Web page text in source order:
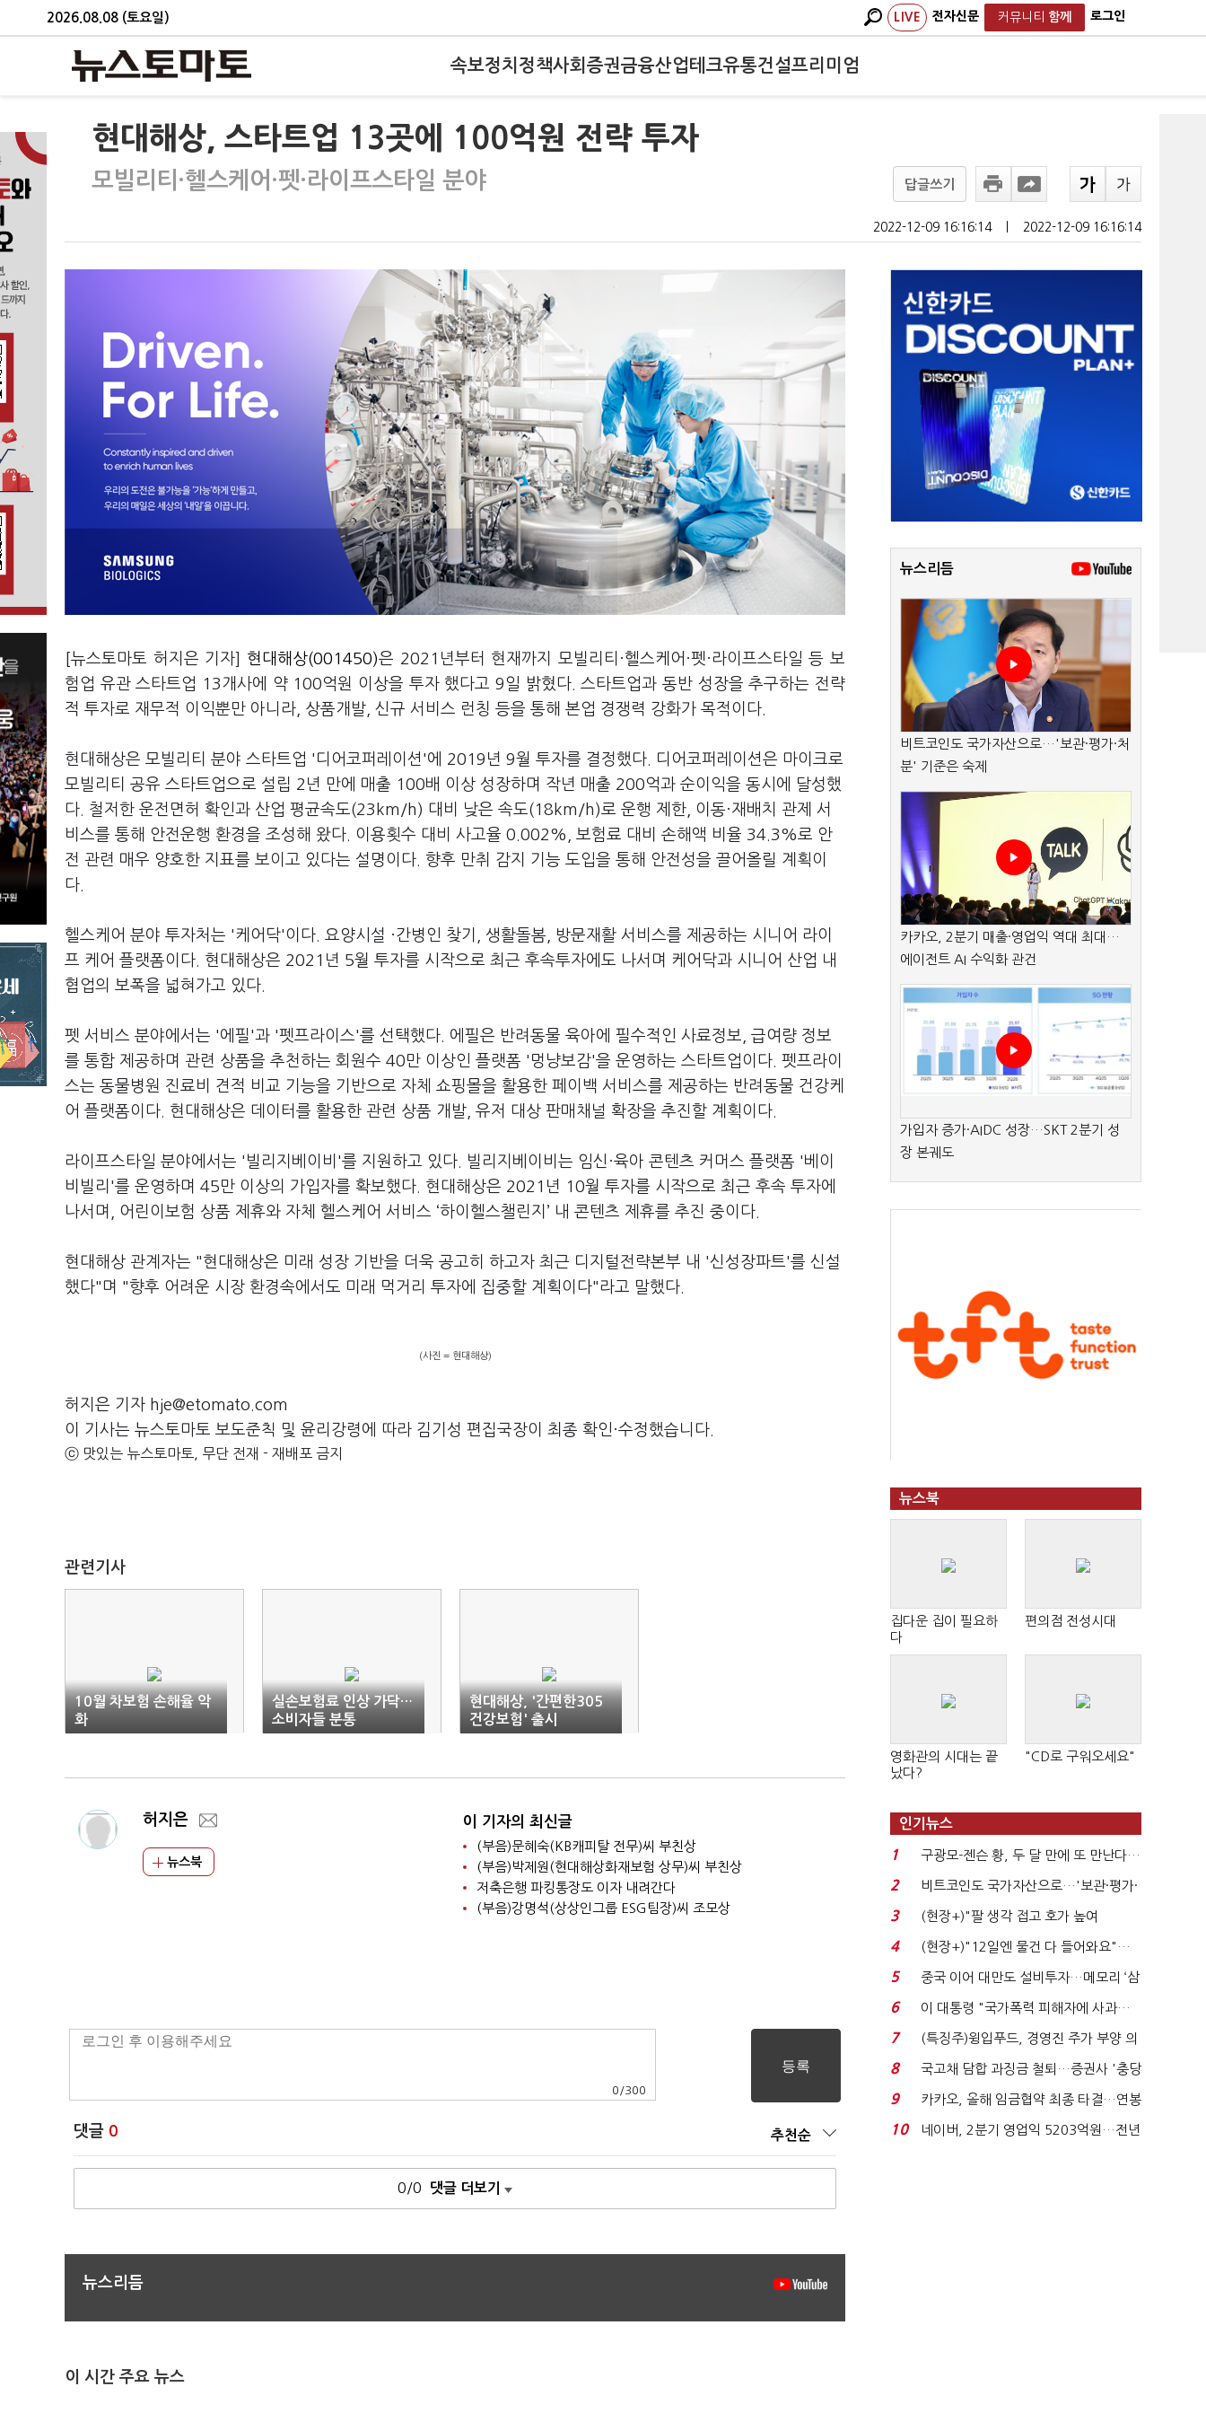
2026.08.08 (토요일) LIVE 전자신문 커뮤니티 함께 로그인
속보정치 정책사회 증권금융산업테크유통건설프리미엄
현대해상, 스타트업 13곳에 100억원 전략 투자
모빌리티·헬스케어·펫·라이프스타일 분야 답글쓰기
2022-12-09 16:16:14 2022-12-09 16:16:14
[뉴스토마토 허지은 기자] 현대해상(001450)은 2021년부터 현재까지 모빌리티·헬스케어·펫·라이프스타일 등 보
험업 유관 스타트업 13개사에 약 100억원 이상을 투자 했다고 9일 밝혔다. 스타트업과 동반 성장을 추구하는 전략
적 투자로 재무적 이익뿐만 아니라, 상품개발, 신규 서비스 런칭 등을 통해 본업 경쟁력 강화가 목적이다.
현대해상은 모빌리티 분야 스타트업 '디어코퍼레이션'에 2019년 9월 투자를 결정했다. 디어코퍼레이션은 마이크로
모빌리티 공유 스타트업으로 설립 2년 만에 매출 100배 이상 성장하며 작년 매출 200억과 순이익을 동시에 달성했
다. 철저한 운전면허 확인과 산업 평균속도(23km/h) 대비 낮은 속도(18km/h)로 운행 제한, 이동·재배치 관제 서
비스를 통해 안전운행 환경을 조성해 왔다. 이용횟수 대비 사고율 0.002%, 보험료 대비 손해액 비율 34.3%로 안
전 관련 매우 양호한 지표를 보이고 있다는 설명이다. 향후 만취 감지 기능 도입을 통해 안전성을 끌어올릴 계획이
다.
헬스케어 분야 투자처는 '케어닥'이다. 요양시설 ·간병인 찾기, 생활돌봄, 방문재활 서비스를 제공하는 시니어 라이
프 케어 플랫폼이다. 현대해상은 2021년 5월 투자를 시작으로 최근 후속투자에도 나서며 케어닥과 시니어 산업 내
협업의 보폭을 넓혀가고 있다.
펫 서비스 분야에서는 '에필'과 '펫프라이스'를 선택했다. 에필은 반려동물 육아에 필수적인 사료정보, 급여량 정보
를 통합 제공하며 관련 상품을 추천하는 회원수 40만 이상인 플랫폼 '멍냥보감'을 운영하는 스타트업이다. 펫프라이
스는 동물병원 진료비 견적 비교 기능을 기반으로 자체 쇼핑몰을 활용한 페이백 서비스를 제공하는 반려동물 건강케
어 플랫폼이다. 현대해상은 데이터를 활용한 관련 상품 개발, 유저 대상 판매채널 확장을 추진할 계획이다.
라이프스타일 분야에서는 '빌리지베이비'를 지원하고 있다. 빌리지베이비는 임신·육아 콘텐츠 커머스 플랫폼 '베이
비빌리'를 운영하며 45만 이상의 가입자를 확보했다. 현대해상은 2021년 10월 투자를 시작으로 최근 후속 투자에
나서며, 어린이보험 상품 제휴와 자체 헬스케어 서비스 ‘하이헬스챌린지’ 내 콘텐츠 제휴를 추진 중이다.
현대해상 관계자는 "현대해상은 미래 성장 기반을 더욱 공고히 하고자 최근 디지털전략본부 내 '신성장파트'를 신설
했다"며 "향후 어려운 시장 환경속에서도 미래 먹거리 투자에 집중할 계획이다"라고 말했다.
(사진 = 현대해상)
허지은 기자 hje@etomato.com
이 기사는 뉴스토마토 보도준칙 및 윤리강령에 따라 김기성 편집국장이 최종 확인·수정했습니다.
ⓒ 맛있는 뉴스토마토, 무단 전재 - 재배포 금지
관련기사
10월 차보험 손해율 악
화
실손보험료 인상 가닥…
소비자들 분통
현대해상, '간편한305
건강보험' 출시
허지은
뉴스북
이 기자의 최신글
(부음)문혜숙(KB캐피탈 전무)씨 부친상
(부음)박제원(현대해상화재보험 상무)씨 부친상
저축은행 파킹통장도 이자 내려간다
(부음)강명석(상상인그룹 ESG팀장)씨 조모상
0 /300
댓글 0 추천순
0/0 댓글 더보기
뉴스리듬
이 시간 주요 뉴스
뉴스리듬
비트코인도 국가자산으로…'보관·평가·처
분' 기준은 숙제
카카오, 2분기 매출·영업익 역대 최대…
에이전트 AI 수익화 관건
가입자 증가·AIDC 성장…SKT 2분기 성
장 본궤도
뉴스북
집다운 집이 필요하
다
편의점 전성시대
영화관의 시대는 끝
났다?
"CD로 구워오세요"
인기뉴스
1
구광모-젠슨 황, 두 달 만에 또 만난다…
로봇·AI 등 논...
2
비트코인도 국가자산으로…'보관·평가·
처분' 기준은 ...
3
(현장+)"팔 생각 접고 호가 높여
요"…'덜 똘똘한 한 채' 20...
4
(현장+)"12일엔 물건 다 들어와요"…
빈 매대 채우며 문 연 ...
5
중국 이어 대만도 설비투자…메모리 ‘삼
국전쟁’
6
이 대통령 "국가폭력 피해자에 사과…
적극적 조사로 진...
7
(특징주)윙입푸드, 경영진 주가 부양 의
지에 상한가...
8
국고채 담합 과징금 철퇴…증권사 '충당
금 폭탄' 우려...
9
카카오, 올해 임금협약 최종 타결…연봉
6.3% 인상·격려...
10
네이버, 2분기 영업익 5203억원…전년